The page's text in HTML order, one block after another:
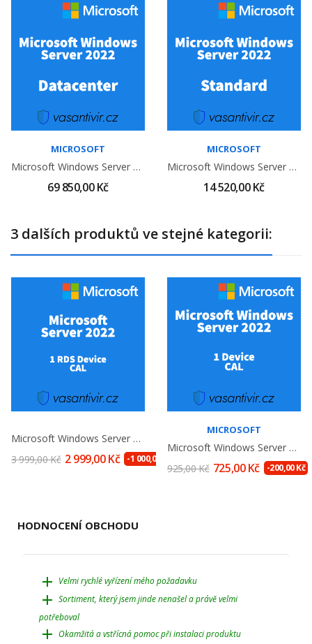
MICROSOFT
Microsoft Windows Server 2022 Datacenter (...
69 850,00 Kč
MICROSOFT
Microsoft Windows Server 2022 Standard (16...
14 520,00 Kč
3 dalších produktů ve stejné kategorii:
Microsoft Windows Server 2022 RDS 1 Device CAL,...
3 999,00 Kč 2 999,00 Kč -1 000,00 Kč
MICROSOFT
Microsoft Windows Server 2022 1-Device CAL, Nová
925,00 Kč 725,00 Kč -200,00 Kč
HODNOCENÍ OBCHODU
add Velmi rychlé vyřízení mého požadavku
add Sortiment, který jsem jinde nenašel a právě velmi
potřeboval
add Okamžitá a vstřícná pomoc při instalaci produktu